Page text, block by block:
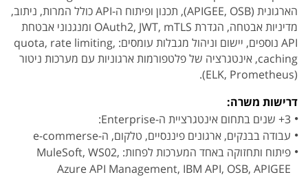
הארגונית (APIGEE, OSB), תכנון ופיתוח ה-API כולל המרות, ניתוב,
מדיניות אבטחה, הגדרת OAuth2, JWT, mTLS ומנגנוני אבטחת
API נוספים, יישום וניהול מגבלות עומסים: quota, rate limiting,
caching, אינטגרציה של פלטפורמות ארגוניות עם מערכות ניטור
(ELK, Prometheus).
דרישות משרה:
3+ שנים בתחום אינטגרציית ה-Enterprise:
עבודה בבנקים, ארגונים פיננסיים, טלקום, ה-e-commerse
פיתוח ותחזוקה באחד המערכות לפחות: MuleSoft, WS02,
Azure API Management, IBM API, OSB, APIGEE